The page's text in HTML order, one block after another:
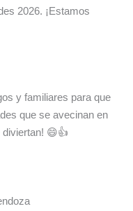
2026. ¡Estamos
y familiares para que
que se avecinan en
diviertan! 😄👍